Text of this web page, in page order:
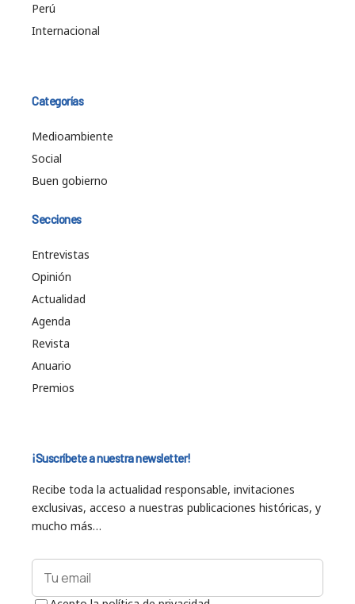
Perú
Internacional
Categorías
Medioambiente
Social
Buen gobierno
Secciones
Entrevistas
Opinión
Actualidad
Agenda
Revista
Anuario
Premios
¡Suscríbete a nuestra newsletter!
Recibe toda la actualidad responsable, invitaciones
exclusivas, acceso a nuestras publicaciones históricas, y
mucho más…